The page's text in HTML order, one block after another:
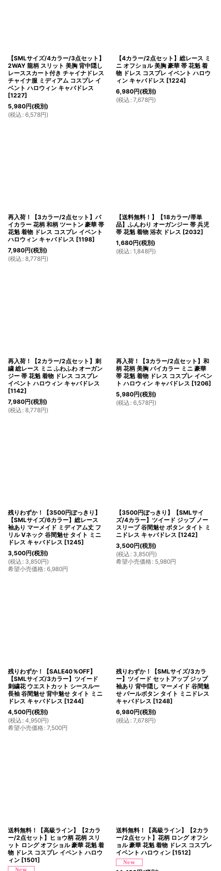
【SMLサイズ/4カラー/3点セット】
2WAY 龍柄 スリット 美胸 背中隠し
レーススカート付き チャイナドレス
チャイナ服 ミディアム コスプレ イ
ベント ハロウィン キャバドレス
[1227]
5,980円(税別)
(税込 : 6,578円)
【4カラー/2点セット】総レース ミ
ニ オフショル 美胸 豪華 帯 花魁 着
物 ドレス コスプレ イベント ハロウ
ィン キャバドレス [1224]
6,980円(税別)
(税込 : 7,678円)
再入荷！【3カラー/2点セット】バ
イカラー 花柄 和柄 ツートン 豪華 帯
花魁 着物 ドレス コスプレ イベント
ハロウィン キャバドレス [1198]
7,980円(税別)
(税込 : 8,778円)
【送料無料！】【18カラー/帯単
品】ふんわり オーガンジー 帯 兵児
帯 花魁 着物 浴衣 ドレス [2032]
1,680円(税別)
(税込 : 1,848円)
再入荷！【2カラー/2点セット】刺
繍 総レース ミニ ふわふわ オーガン
ジー 帯 花魁 着物 ドレス コスプレ
イベント ハロウィン キャバドレス
[1142]
7,980円(税別)
(税込 : 8,778円)
再入荷！【3カラー/2点セット】和
柄 花柄 美胸 バイカラー ミニ 豪華
帯 花魁 着物 ドレス コスプレ イベン
ト ハロウィン キャバドレス [1206]
5,980円(税別)
(税込 : 6,578円)
残りわずか！【3500円ぽっきり】
【SMLサイズ/6カラー】総レース
袖あり マーメイド ミディアム丈 フ
リル Vネック 谷間魅せ タイト ミニ
ドレス キャバドレス [1245]
3,500円(税別)
(税込 : 3,850円)
希望小売価格: 6,980円
【3500円ぽっきり】【SMLサイ
ズ/4カラー】ツイード ジップ ノー
スリーブ 谷間魅せ ボタン タイト ミ
ニドレス キャバドレス [1242]
3,500円(税別)
(税込 : 3,850円)
希望小売価格: 5,980円
残りわずか！【SALE40％OFF】
【SMLサイズ/3カラー】ツイード
刺繍花 ウエストカット シースルー
長袖 谷間魅せ 背中魅せ タイト ミニ
ドレス キャバドレス [1244]
4,500円(税別)
(税込 : 4,950円)
希望小売価格: 7,500円
残りわずか！【SMLサイズ/3カラ
ー】ツイード セットアップ ジップ
袖あり 背中隠し マーメイド 谷間魅
せ パールボタン タイト ミニドレス
キャバドレス [1248]
6,980円(税別)
(税込 : 7,678円)
送料無料！【高級ライン】【2カラ
ー/2点セット】ヒョウ柄 花柄 スリ
ット ロング オフショル 豪華 花魁 着
物 ドレス コスプレ イベント ハロウ
ィン [1501]
送料無料！【高級ライン】【2カラ
ー/2点セット】花柄 ロング オフシ
ョル 豪華 花魁 着物 ドレス コスプレ
イベント ハロウィン [1512]